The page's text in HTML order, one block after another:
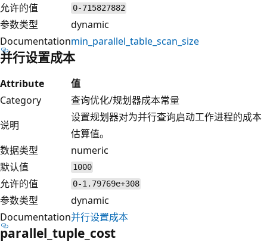
允许的值 0-715827882
参数类型
dynamic
Documentationmin_parallel_table_scan_size
并行设置成本
Attribute
值
Category
查询优化/规划器成本常量
说明
设置规划器对为并行查询启动工作进程的成本
估算值。
数据类型
numeric
默认值
1000
允许的值 0-1.79769e+308
参数类型
dynamic
Documentation并行设置成本
parallel_tuple_cost